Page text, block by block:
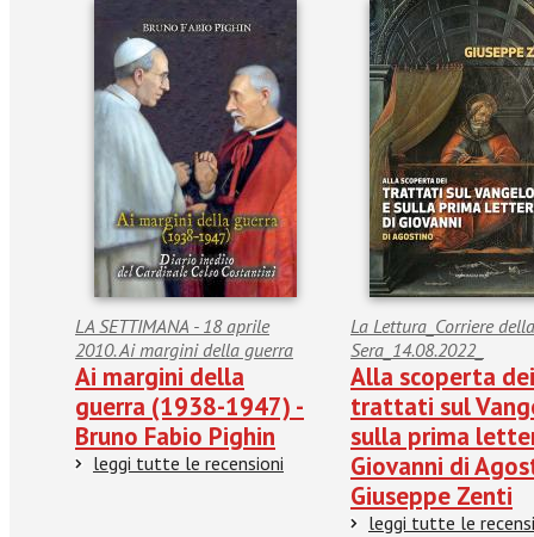
LA SETTIMANA - 18 aprile
2010. Ai margini della guerra
Ai margini della
guerra (1938-1947) -
Bruno Fabio Pighin
leggi tutte le recensioni
La Lettura_Corriere della
Sera_14.08.2022_
Alla scoperta dei
trattati sul
sulla prima
Giovanni di
Giuseppe Zenti
leggi tutte le